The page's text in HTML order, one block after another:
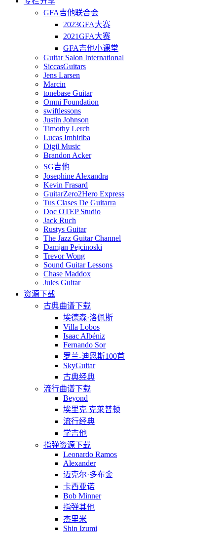
GFA吉他联合会
2023GFA大赛
2021GFA大赛
GFA吉他小课堂
Guitar Salon International
SiccasGuitars
Jens Larsen
Marcin
tonebase Guitar
Omni Foundation
swiftlessons
Justin Johnson
Timothy Lerch
Lucas Imbiriba
Digil Music
Brandon Acker
SG吉他
Josephine Alexandra
Kevin Frasard
GuitarZero2Hero Express
Tus Clases De Guitarra
Doc OTEP Studio
Jack Ruch
Rustys Guitar
The Jazz Guitar Channel
Damjan Pejcinoski
Trevor Wong
Sound Guitar Lessons
Chase Maddox
Jules Guitar
资源下载
古典曲谱下载
埃德森·洛佩斯
Villa Lobos
Isaac Albéniz
Fernando Sor
罗兰-迪恩斯100首
SkyGuitar
古典经典
流行曲谱下载
Beyond
埃里克 克莱普顿
流行经典
学吉他
指弹资源下载
Leonardo Ramos
Alexander
迈克尔·多布金
卡西亚诺
Bob Minner
指弹其他
杰里米
Shin Izumi